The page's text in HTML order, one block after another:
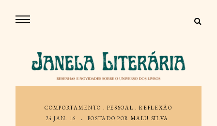
COMPORTAMENTO . PESSOAL .REFLEXÃO
24 JAN. 16
POSTADO POR MALU SILVA